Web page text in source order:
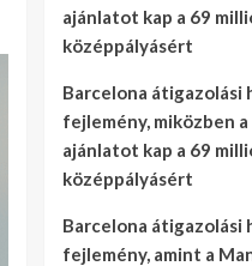
ajánlatot kap a 69
középpályásért
Barcelona átigazolási
fejlemény, miközben
ajánlatot kap a 69
középpályásért
Barcelona átigazolási
fejlemény, amint a